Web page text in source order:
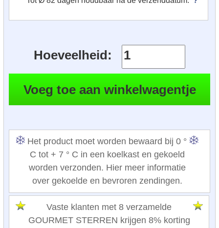
Hoeveelheid:
Het product moet worden bewaard bij 0 °
C tot + 7 ° C in een koelkast en gekoeld
worden verzonden. Hier meer informatie
over gekoelde en bevroren zendingen.
Vaste klanten met 8 verzamelde
GOURMET STERREN krijgen 8% korting